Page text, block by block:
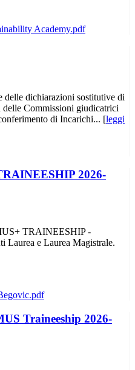
delle dichiarazioni sostitutive di
delle Commissioni giudicatrici
di Incarichi... [leggi
2026-
TRAINEESHIP -
Laurea e Laurea Magistrale.
Traineeship 2026-